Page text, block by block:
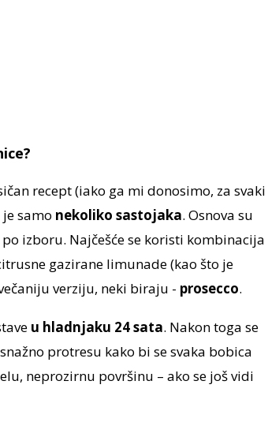
recept (iako ga mi donosimo, za svaki
samo nekoliko sastojaka. Osnova su
izboru. Najčešće se koristi kombinacija
gazirane limunade (kao što je
verziju, neki biraju - prosecco.
u hladnjaku 24 sata. Nakon toga se
protresu kako bi se svaka bobica
neprozirnu površinu – ako se još vidi